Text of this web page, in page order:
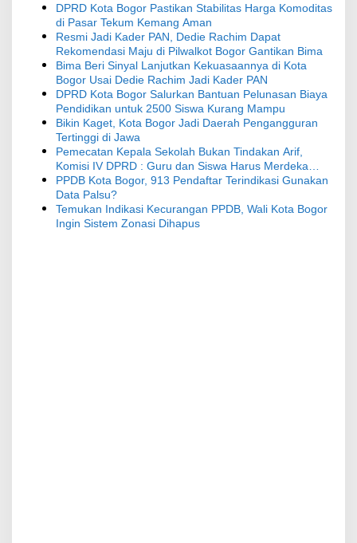
DPRD Kota Bogor Pastikan Stabilitas Harga Komoditas
di Pasar Tekum Kemang Aman
Resmi Jadi Kader PAN, Dedie Rachim Dapat
Rekomendasi Maju di Pilwalkot Bogor Gantikan Bima
Bima Beri Sinyal Lanjutkan Kekuasaannya di Kota
Bogor Usai Dedie Rachim Jadi Kader PAN
DPRD Kota Bogor Salurkan Bantuan Pelunasan Biaya
Pendidikan untuk 2500 Siswa Kurang Mampu
Bikin Kaget, Kota Bogor Jadi Daerah Pengangguran
Tertinggi di Jawa
Pemecatan Kepala Sekolah Bukan Tindakan Arif,
Komisi IV DPRD : Guru dan Siswa Harus Merdeka
dalam Belajar
PPDB Kota Bogor, 913 Pendaftar Terindikasi Gunakan
Data Palsu?
Temukan Indikasi Kecurangan PPDB, Wali Kota Bogor
Ingin Sistem Zonasi Dihapus